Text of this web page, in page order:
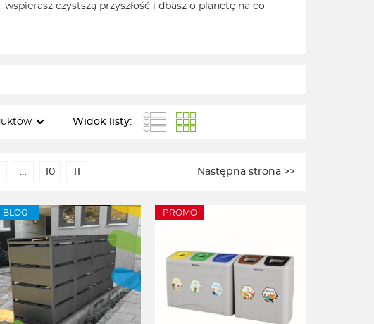
, wspierasz czystszą przyszłość i dbasz o planetę na co
Widok listy:
… 10 Następna strona >>
BLOG PROMO